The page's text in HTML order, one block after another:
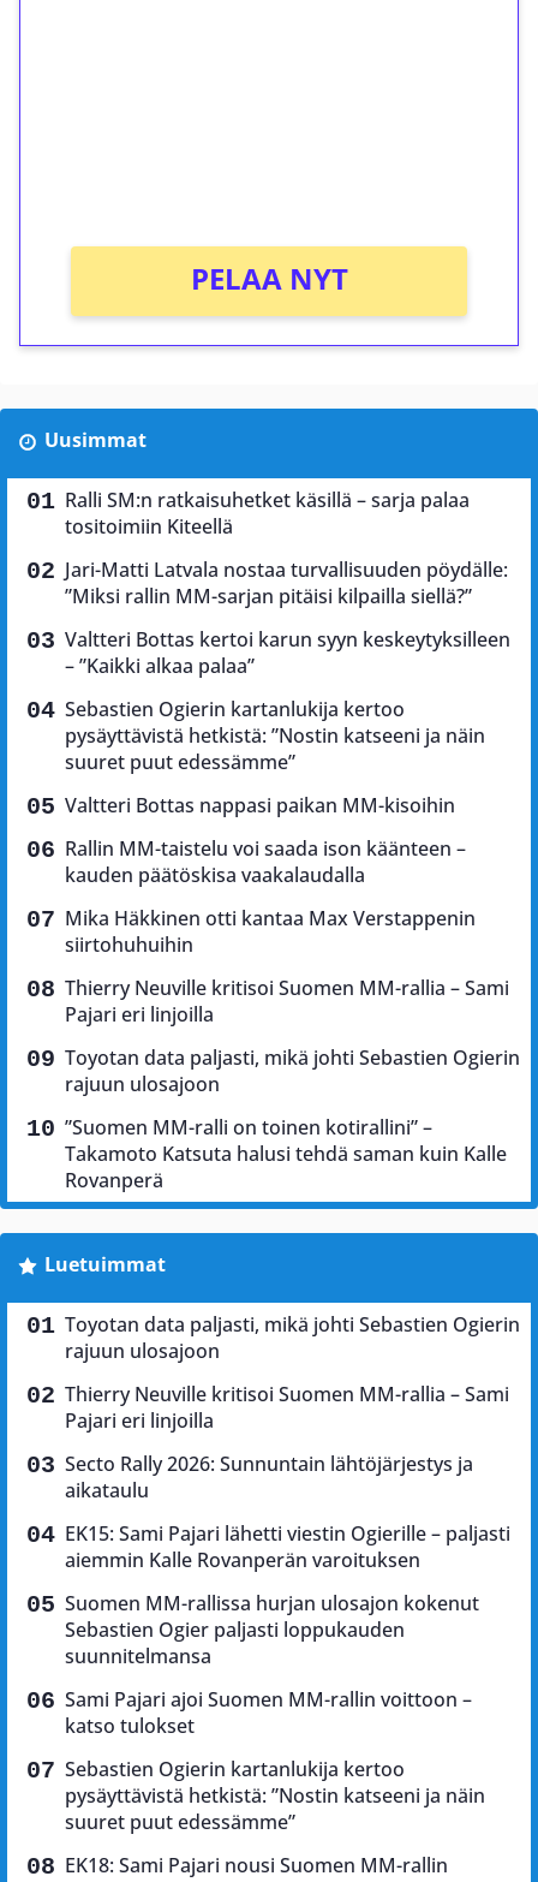
PELAA NYT
Uusimmat
Ralli SM:n ratkaisuhetket käsillä – sarja palaa
tositoimiin Kiteellä
Jari-Matti Latvala nostaa turvallisuuden pöydälle:
”Miksi rallin MM-sarjan pitäisi kilpailla siellä?”
Valtteri Bottas kertoi karun syyn keskeytyksilleen
– ”Kaikki alkaa palaa”
Sebastien Ogierin kartanlukija kertoo
pysäyttävistä hetkistä: ”Nostin katseeni ja näin
suuret puut edessämme”
Valtteri Bottas nappasi paikan MM-kisoihin
Rallin MM-taistelu voi saada ison käänteen –
kauden päätöskisa vaakalaudalla
Mika Häkkinen otti kantaa Max Verstappenin
siirtohuhuihin
Thierry Neuville kritisoi Suomen MM-rallia – Sami
Pajari eri linjoilla
Toyotan data paljasti, mikä johti Sebastien Ogierin
rajuun ulosajoon
”Suomen MM-ralli on toinen kotirallini” –
Takamoto Katsuta halusi tehdä saman kuin Kalle
Rovanperä
Luetuimmat
Toyotan data paljasti, mikä johti Sebastien Ogierin
rajuun ulosajoon
Thierry Neuville kritisoi Suomen MM-rallia – Sami
Pajari eri linjoilla
Secto Rally 2026: Sunnuntain lähtöjärjestys ja
aikataulu
EK15: Sami Pajari lähetti viestin Ogierille – paljasti
aiemmin Kalle Rovanperän varoituksen
Suomen MM-rallissa hurjan ulosajon kokenut
Sebastien Ogier paljasti loppukauden
suunnitelmansa
Sami Pajari ajoi Suomen MM-rallin voittoon –
katso tulokset
Sebastien Ogierin kartanlukija kertoo
pysäyttävistä hetkistä: ”Nostin katseeni ja näin
suuret puut edessämme”
EK18: Sami Pajari nousi Suomen MM-rallin